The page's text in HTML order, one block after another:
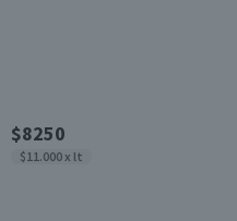
$8250
$11.000 x lt